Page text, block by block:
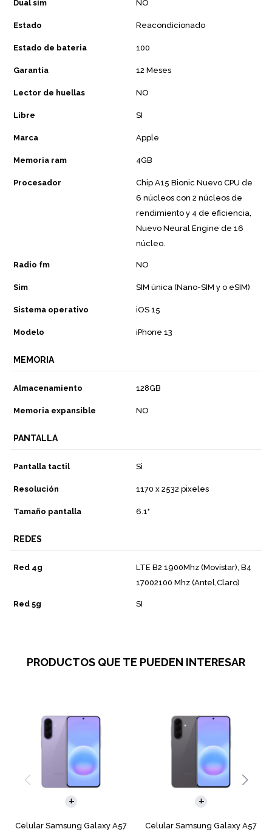
Dual sim NO
Estado Reacondicionado
Estado de bateria 100
Garantía 12 Meses
Lector de huellas NO
Libre SI
Marca Apple
Memoria ram 4GB
Procesador
Chip A15 Bionic Nuevo CPU de
6 núcleos con 2 núcleos de
rendimiento y 4 de eficiencia,
Nuevo Neural Engine de 16
núcleo.
Radio fm NO
Sim SIM única (Nano-SIM y o eSIM)
Sistema operativo iOS 15
Modelo iPhone 13
MEMORIA
Almacenamiento 128GB
Memoria expansible NO
PANTALLA
Pantalla tactil Si
Resolución 1170 x 2532 pixeles
Tamaño pantalla 6.1"
REDES
Red 4g
LTE B2 1900Mhz (Movistar), B4
17002100 Mhz (Antel,Claro)
Red 5g SI
PRODUCTOS QUE TE PUEDEN INTERESAR
Celular Samsung Galaxy A57
COMPARAR
Celular Samsung Galaxy A57
COMPARAR